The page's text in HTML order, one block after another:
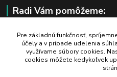
Radi Vám pomôžeme:
+421 908 700 612
po-pia: 8.00 - 16.00
business@jtf.sk
Pre základnú funkčnosť,
účely a v prípade udelenia
využívame súbory cookies.
cookies môžete kedykoľvek